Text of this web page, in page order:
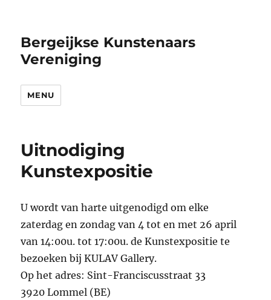
Bergeijkse Kunstenaars
Vereniging
MENU
Uitnodiging
Kunstexpositie
U wordt van harte uitgenodigd om elke
zaterdag en zondag van 4 tot en met 26 april
van 14:00u. tot 17:00u. de Kunstexpositie te
bezoeken bij KULAV Gallery.
Op het adres: Sint-Franciscusstraat 33
3920 Lommel (BE)